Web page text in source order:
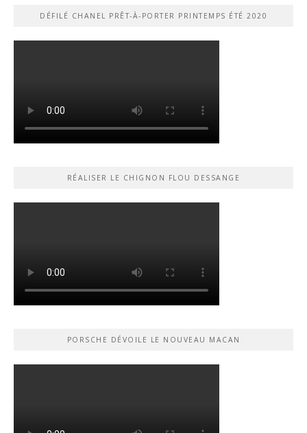
DÉFILÉ CHANEL PRÊT-À-PORTER PRINTEMPS ÉTÉ 2020
RÉALISER LE CHIGNON FLOU DESSANGE
PORSCHE DÉVOILE LE NOUVEAU MACAN